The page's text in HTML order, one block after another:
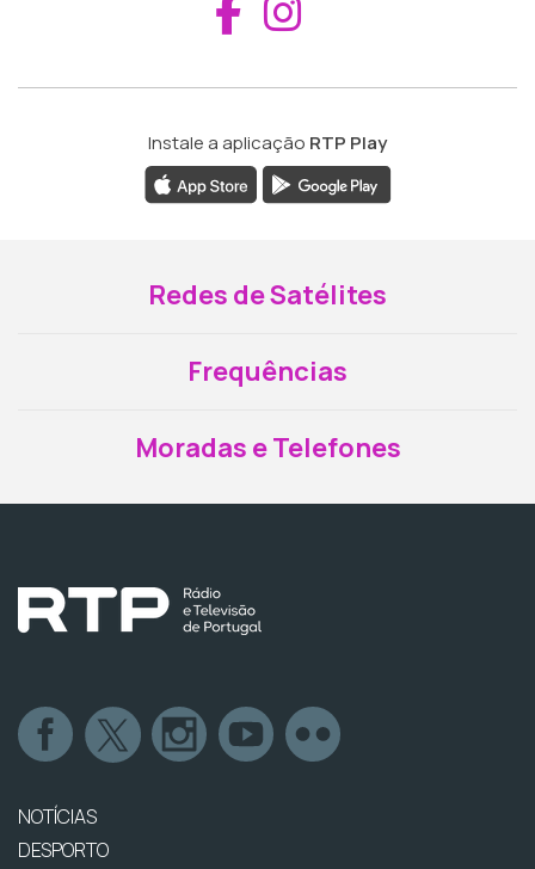
Aceder ao
Instale a aplicação RTP Play
Redes de Satélites
Frequências
Moradas e Telefones
NOTÍCIAS
DESPORTO